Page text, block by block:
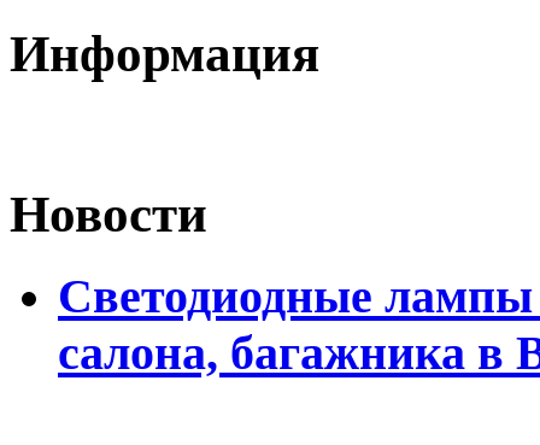
Информация
Новости
Светодиодные лампы
салона, багажника в